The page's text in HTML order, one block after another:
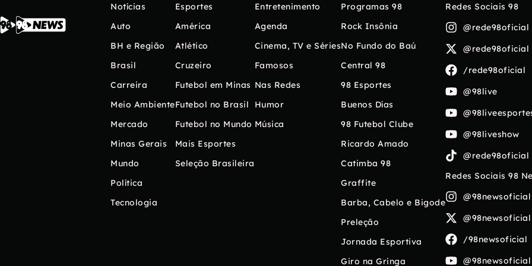
Notícias
Auto
BH e Região
Brasil
Carreira
Meio Ambiente
Mercado
Minas Gerais
Mundo
Política
Tecnologia
Esportes
América
Atlético
Cruzeiro
Futebol em Minas
Futebol no Brasil
Futebol no Mundo
Mais Esportes
Seleção Brasileira
Entretenimento
Agenda
Cinema, TV e Séries
Famosos
Nas Redes
Humor
Música
Programas 98
Rock Insônia
No Fundo do Baú
Central 98
98 Esportes
Buenos Días
98 Futebol Clube
Ricardo Amado
Catimba 98
Graffite
Barba, Cabelo e Bigode
Preleção
Jornada Esportiva
Giro na Gringa
Redes Sociais 98
@rede98oficial
@rede98oficial
/rede98oficial
@98live
@98liveshow
@rede98oficial
Redes Sociais 98
@98newsoficial
@98newsoficial
/98newsoficial
@98newsoficial